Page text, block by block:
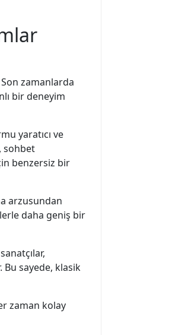
zamanlarda
bir deneyim
yaratıcı ve
sohbet
benzersiz bir
arzusundan
daha geniş bir
sayede, klasik
zaman kolay